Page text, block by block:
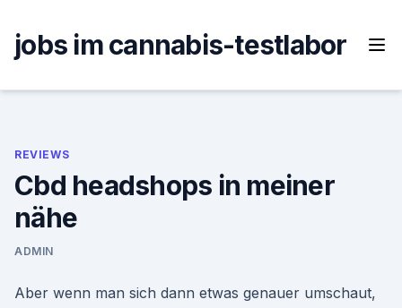
content
jobs im cannabis-testlabor
REVIEWS
Cbd headshops in meiner
nähe
ADMIN
Aber wenn man sich dann etwas genauer umschaut,